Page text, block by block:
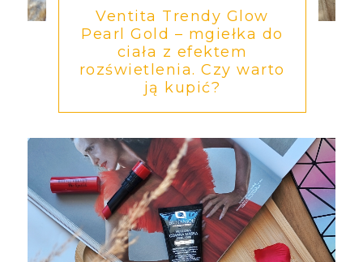
Ventita Trendy Glow
Pearl Gold – mgiełka do
ciała z efektem
rozświetlenia. Czy warto
ją kupić?